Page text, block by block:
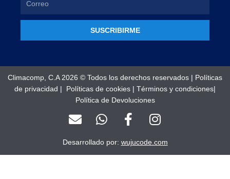
SUSCRIBIRME
Climacomp, C.A 2026 © Todos los derechos reservados | Políticas
de privacidad | Políticas de cookies | Términos y condiciones|
Política de Devoluciones
E
n
v
W
h
a
F
a
c
e
I
n
s
t
Desarrollado por: wujucode.com